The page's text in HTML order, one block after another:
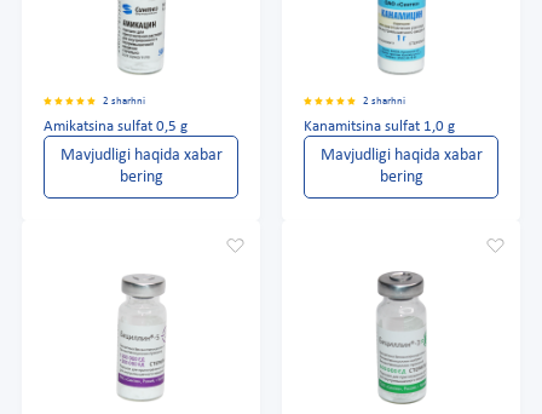
2 sharhni
Amikatsina sulfat 0,5 g
Mavjudligi haqida xabar
bering
2 sharhni
Kanamitsina sulfat 1,0 g
Mavjudligi haqida xabar
bering